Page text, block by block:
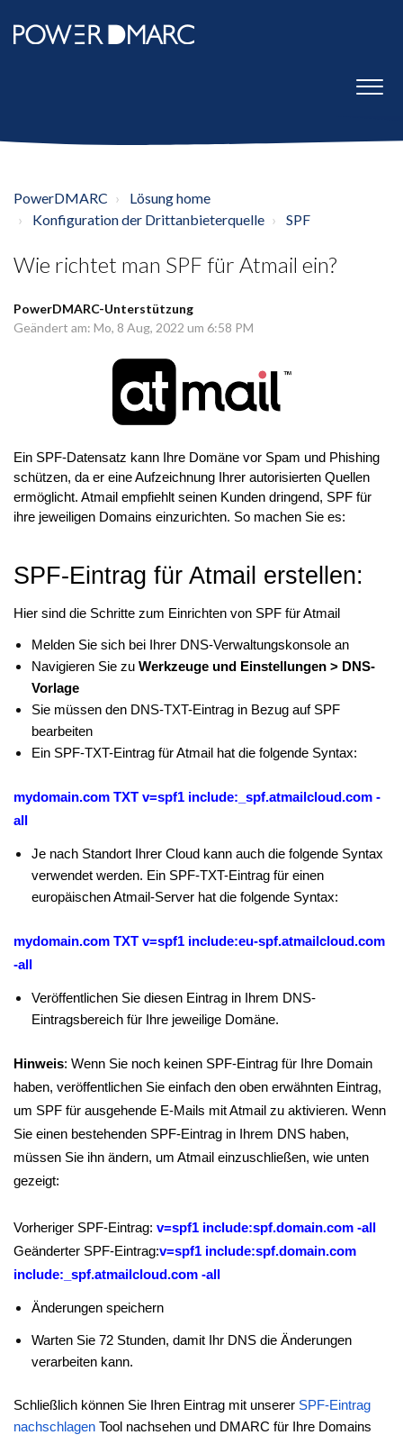
PowerDMARC
Lösung home
Konfiguration der Drittanbieterquelle
SPF
Wie richtet man SPF für Atmail ein?
PowerDMARC-Unterstützung
Geändert am: Mo, 8 Aug, 2022 um 6:58 PM
Ein SPF-Datensatz kann Ihre Domäne vor Spam und Phishing
schützen, da er eine Aufzeichnung Ihrer autorisierten Quellen
ermöglicht. Atmail empfiehlt seinen Kunden dringend, SPF für
ihre jeweiligen Domains einzurichten. So machen Sie es:
SPF-Eintrag für Atmail erstellen:
Hier sind die Schritte zum Einrichten von SPF für Atmail
Melden Sie sich bei Ihrer DNS-Verwaltungskonsole an
Navigieren Sie zu Werkzeuge und Einstellungen > DNS-
Vorlage
Sie müssen den DNS-TXT-Eintrag in Bezug auf SPF
bearbeiten
Ein SPF-TXT-Eintrag für Atmail hat die folgende Syntax:
mydomain.com TXT v=spf1 include:_spf.atmailcloud.com -
all
Je nach Standort Ihrer Cloud kann auch die folgende Syntax
verwendet werden. Ein SPF-TXT-Eintrag für einen
europäischen Atmail-Server hat die folgende Syntax:
mydomain.com TXT v=spf1 include:eu-spf.atmailcloud.com
-all
Veröffentlichen Sie diesen Eintrag in Ihrem DNS-
Eintragsbereich für Ihre jeweilige Domäne.
Hinweis: Wenn Sie noch keinen SPF-Eintrag für Ihre Domain
haben, veröffentlichen Sie einfach den oben erwähnten Eintrag,
um SPF für ausgehende E-Mails mit Atmail zu aktivieren. Wenn
Sie einen bestehenden SPF-Eintrag in Ihrem DNS haben,
müssen Sie ihn ändern, um Atmail einzuschließen, wie unten
gezeigt:
Vorheriger SPF-Eintrag: v=spf1 include:spf.domain.com -all
Geänderter SPF-Eintrag:v=spf1 include:spf.domain.com
include:_spf.atmailcloud.com -all
Änderungen speichern
Warten Sie 72 Stunden, damit Ihr DNS die Änderungen
verarbeiten kann.
Schließlich können Sie Ihren Eintrag mit unserer SPF-Eintrag
nachschlagen Tool nachsehen und DMARC für Ihre Domains